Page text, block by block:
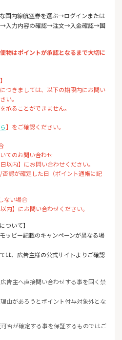
国内線航空券を選ぶ→ログインまたは
→入力内容の確認→注文→入金確認→国
物はポイントが承認となるまで大切に
つきましては、以下の期限内にお問い
い。
承ることができません。
】をご確認ください。
てのお問い合わせ
内】にお問い合わせください。
が確定した日（ポイント通帳に記
ない場合
】にお問い合わせください。
ついて】
ッピー記載のキャンペーンが異なる場
は、広告主様の公式サイトよりご確認
告主へ直接問い合わせする事を固く禁
由があろうとポイント付与対象外とな
否が確定する事を保証するものではご